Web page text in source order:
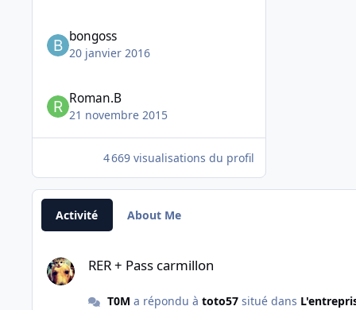
bongoss
20 janvier 2016
Roman.B
21 novembre 2015
4 669 visualisations du profil
Activité About Me
RER + Pass carmillon
T0M a répondu à toto57situé dans